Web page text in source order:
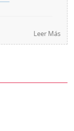
Leer Más